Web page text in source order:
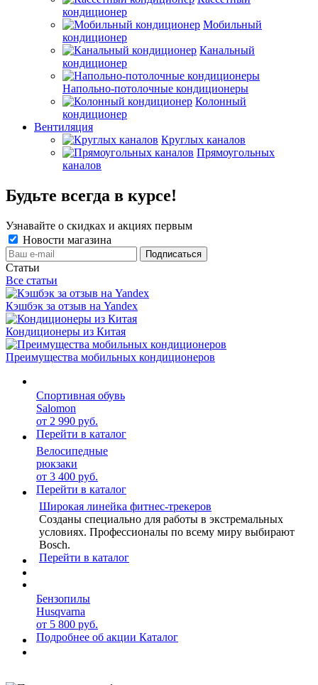
кондиционер
Мобильный
кондиционер
Канальный
кондиционер
Напольно-потолочные кондиционеры
Колонный
кондиционер
Вентиляция
Круглых каналов
Прямоугольных
каналов
Будьте всегда в курсе!
Узнавайте о скидках и акциях первым
Новости магазина
Статьи
Все статьи
Кэшбэк за отзыв на Yandex
Кондиционеры из Китая
Преимущества мобильных кондиционеров
Спортивная обувь
Salomon
от 2 990 руб.
Перейти в каталог
Велосипедные
рюкзаки
от 3 400 руб.
Перейти в каталог
Широкая линейка фитнес-трекеров
Созданы специально для работы в экстремальных
условиях. Профессионалы по всему миру выбирают
Bosch.
Перейти в каталог
Бензопилы
Husqvarna
от 5 800 руб.
Подробнее об акции Каталог